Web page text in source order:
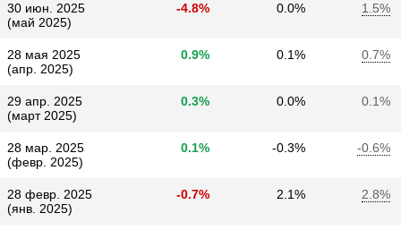
30 июн. 2025
(май 2025)
-4.8% 0.0% 1.5%
28 мая 2025
(апр. 2025)
0.9% 0.1% 0.7%
29 апр. 2025
(март 2025)
0.3% 0.0% 0.1%
28 мар. 2025
(февр. 2025)
0.1% -0.3% -0.6%
28 февр. 2025
(янв. 2025)
-0.7% 2.1% 2.8%